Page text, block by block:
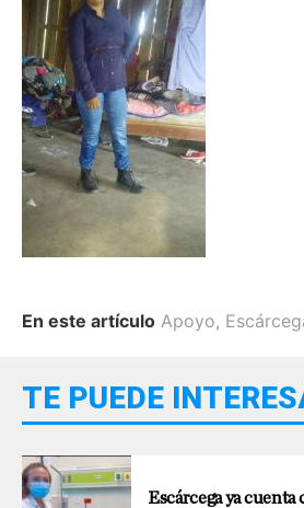
En este artículo Apoyo,
TE PUEDE
Escárcega ya cuenta